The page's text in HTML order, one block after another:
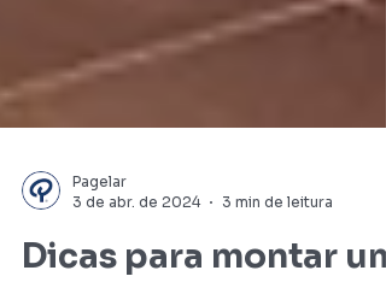
3 de abr. de 2024
3 min de leitura